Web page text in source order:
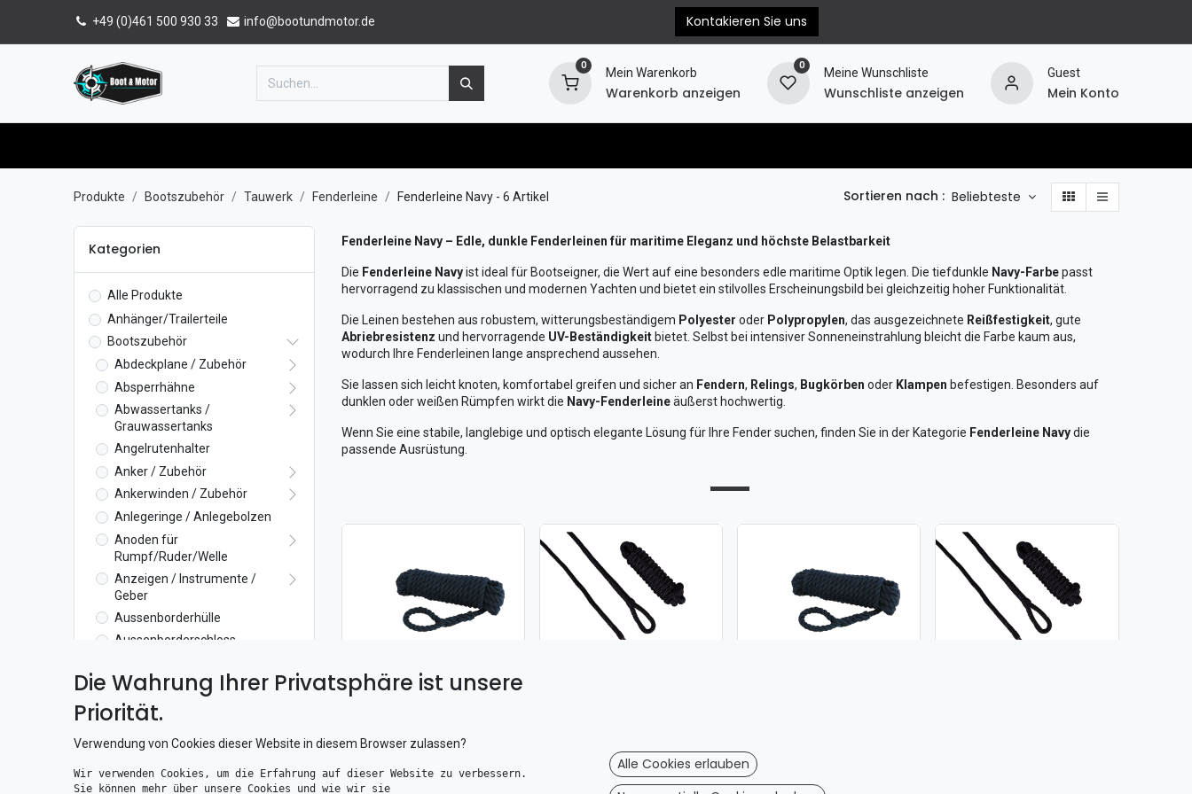
+49 (0)461 500 930 33 info@bootundmotor.de Kontakieren Sie uns
0
Mein Warenkorb
Warenkorb anzeigen
0
Meine Wunschliste
Wunschliste anzeigen
Guest
Mein Konto
Produkte Bootszubehör Tauwerk Fenderleine Fenderleine Navy- 6 Artikel Sortieren nach : Beliebteste
Kategorien
Alle Produkte
Anhänger/Trailerteile
Bootszubehör
Abdeckplane / Zubehör
Absperrhähne
Abwassertanks /
Grauwassertanks
Angelrutenhalter
Anker / Zubehör
Ankerwinden / Zubehör
Anlegeringe / Anlegebolzen
Anoden für
Rumpf/Ruder/Welle
Anzeigen / Instrumente /
Geber
Aussenborderhülle
Aussenborderschloss
Axialdichtung
Badeleitern /
Badeplattformen
Ballastpumpen
Becherhalter / Glashalter
Fenderleine Navy – Edle, dunkle Fenderleinen für maritime Eleganz und höchste Belastbarkeit
Die Fenderleine Navyist ideal für Bootseigner, die Wert auf eine besonders edle maritime Optik legen. Die tiefdunkle Navy-Farbepasst
hervorragend zu klassischen und modernen Yachten und bietet ein stilvolles Erscheinungsbild bei gleichzeitig hoher Funktionalität.
Die Leinen bestehen aus robustem, witterungsbeständigem Polyester oder Polypropylen, das ausgezeichnete Reißfestigkeit, gute
Abriebresistenz und hervorragende UV-Beständigkeitbietet. Selbst bei intensiver Sonneneinstrahlung bleicht die Farbe kaum aus,
wodurch Ihre Fenderleinen lange ansprechend aussehen.
Sie lassen sich leicht knoten, komfortabel greifen und sicher an Fendern, Relings, Bugkörben oder Klampen befestigen. Besonders auf
dunklen oder weißen Rümpfen wirkt die Navy-Fenderleineäußerst hochwertig.
Wenn Sie eine stabile, langlebige und optisch elegante Lösung für Ihre Fender suchen, finden Sie in der Kategorie Fenderleine Navydie
passende Ausrüstung.
In den Warenkorb Talamex Fenderleine Ø 10 mm 2.5m navy 2er Pack
5,40 €
Die Wahrung Ihrer Privatsphäre ist unsere
Priorität.
Verwendung von Cookies dieser Website in diesem Browser zulassen?
Wir verwenden Cookies, um die Erfahrung auf dieser Website zu verbessern.
Sie können mehr über unsere Cookies und wie wir sie
Alle Cookies erlauben